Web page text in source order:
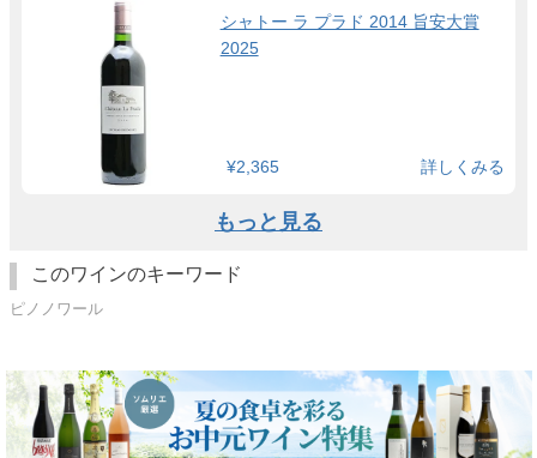
シャトー ラ プラド 2014 旨安大賞
2025
¥2,365 詳しくみる
もっと見る
このワインのキーワード
ピノノワール